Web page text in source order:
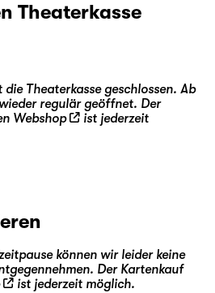
Theaterkasse
die Theaterkasse geschlossen. Ab
regulär geöffnet. Der
Webshop
ist jederzeit
können wir leider keine
Der Kartenkauf
ist jederzeit möglich.